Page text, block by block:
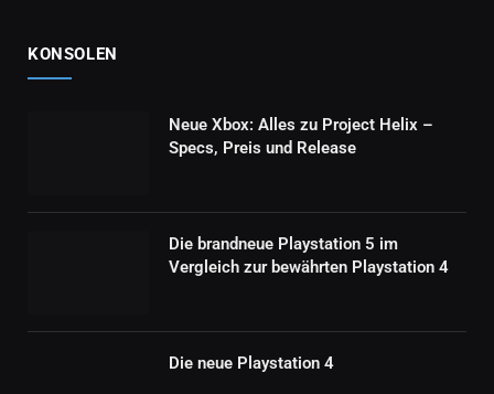
KONSOLEN
Neue Xbox: Alles zu Project Helix –
Specs, Preis und Release
Die brandneue Playstation 5 im
Vergleich zur bewährten Playstation 4
Die neue Playstation 4